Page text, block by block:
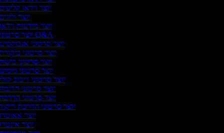
יוצר וידאו
יוצר
יוצר מודעות
יוצר סרטוני Q&A
יוצר סרטוני
יוצר סרטוני
יוצר סרטוני
יוצר סרטוני
יוצר סרטוני דיבוב
יוצר סרטוני
יוצר סרטוני
יוצר סרטוני הדרכת
יוצר
יוצר